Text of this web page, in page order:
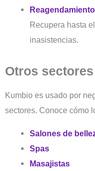
Recupera hasta
inasistencias.
Otros
Kumbio es usado por
sectores. Conoce cómo
Salones de
Spas
Masajistas